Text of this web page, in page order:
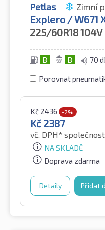
Petlas Zimní
Explero / W671
225/60R18104V
B B 70
Porovnat
Kč2436 -2%
Kč 2387
vč. DPH*
NA SKLADĚ
Doprava zdarma
Detaily Přidat